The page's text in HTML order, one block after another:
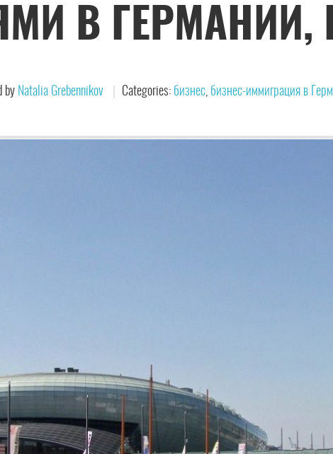
В ГЕРМАНИИ,
by Natalia Grebennikov Categories: бизнес, бизнес-иммиграция в